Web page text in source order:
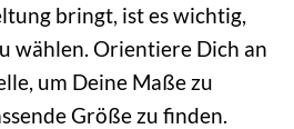
bringt, ist es wichtig,
wählen. Orientiere Dich an
um Deine Maße zu
Größe zu finden.